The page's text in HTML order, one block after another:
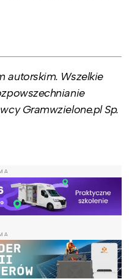
autorskim. Wszelkie
Gramwzielone.pl Sp.